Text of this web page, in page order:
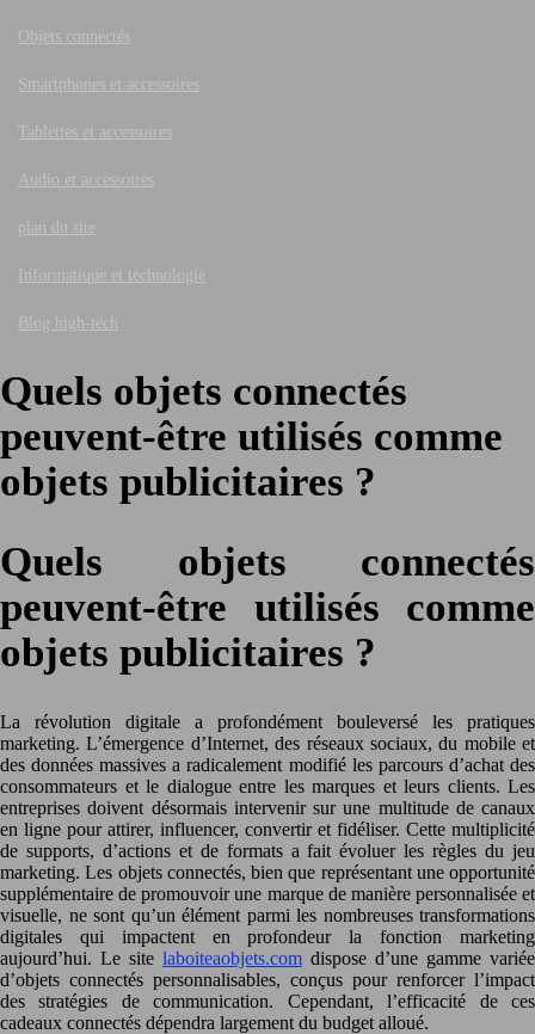
Objets connectés
Smartphones et accessoires
Tablettes et accessoires
Audio et accessoires
plan du site
Informatique et technologie
Blog high-tech
Quels objets connectés
peuvent-être utilisés comme
objets publicitaires ?
Quels objets connectés
peuvent-être utilisés comme
objets publicitaires ?
La révolution digitale a profondément bouleversé les pratiques
marketing. L’émergence d’Internet, des réseaux sociaux, du mobile et
des données massives a radicalement modifié les parcours d’achat des
consommateurs et le dialogue entre les marques et leurs clients. Les
entreprises doivent désormais intervenir sur une multitude de canaux
en ligne pour attirer, influencer, convertir et fidéliser. Cette multiplicité
de supports, d’actions et de formats a fait évoluer les règles du jeu
marketing. Les objets connectés, bien que représentant une opportunité
supplémentaire de promouvoir une marque de manière personnalisée et
visuelle, ne sont qu’un élément parmi les nombreuses transformations
digitales qui impactent en profondeur la fonction marketing
aujourd’hui. Le site laboiteaobjets.com dispose d’une gamme variée
d’objets connectés personnalisables, conçus pour renforcer l’impact
des stratégies de communication. Cependant, l’efficacité de ces
cadeaux connectés dépendra largement du budget alloué.